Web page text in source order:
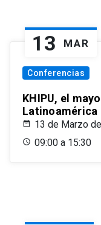
13 MAR
Conferencias
KHIPU, el
Latinoamérica
13 de Marzo
09:00 a 15:30